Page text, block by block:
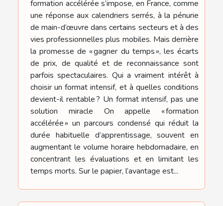
formation accélérée s’impose, en France, comme
une réponse aux calendriers serrés, à la pénurie
de main-d’œuvre dans certains secteurs et à des
vies professionnelles plus mobiles. Mais derrière
la promesse de « gagner du temps », les écarts
de prix, de qualité et de reconnaissance sont
parfois spectaculaires. Qui a vraiment intérêt à
choisir un format intensif, et à quelles conditions
devient-il rentable ? Un format intensif, pas une
solution miracle On appelle « formation
accélérée » un parcours condensé qui réduit la
durée habituelle d’apprentissage, souvent en
augmentant le volume horaire hebdomadaire, en
concentrant les évaluations et en limitant les
temps morts. Sur le papier, l’avantage est...